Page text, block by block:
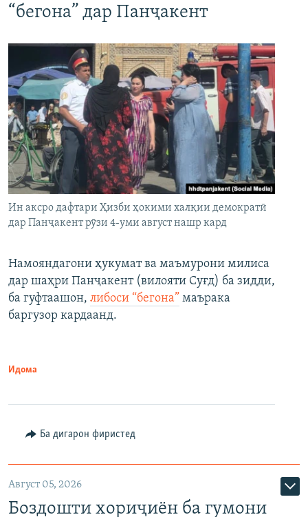
“бегона” дар Панҷакент
Ин аксро дафтари Ҳизби ҳокими халқии демократӣ
дар Панҷакент рӯзи 4-уми август нашр кард
Намояндагони ҳукумат ва маъмурони милиса
дар шаҳри Панҷакент (вилояти Суғд) ба зидди,
ба гуфтаашон, либоси “бегона” маърака
баргузор кардаанд.
Идома
Ба дигарон фиристед
Август 05, 2026
Боздошти хориҷиён ба гумони